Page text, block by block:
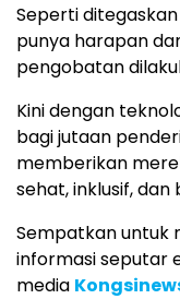
Seperti
punya harapan
pengobatan
Kini dengan
bagi jutaan
memberikan
sehat, inklusif,
Sempatkan untuk
informasi seputar
media